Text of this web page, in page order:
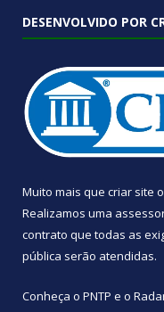
DESENVOLVIDO POR
Muito mais que criar site
Realizamos uma
contrato que todas as
pública serão atendidas.
Conheça o PNTP e o